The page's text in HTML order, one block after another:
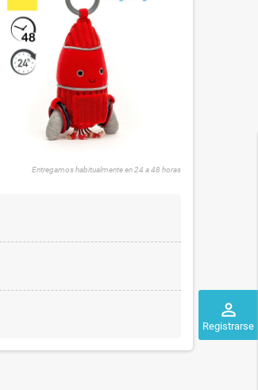
perm_identity
Registrarse
Entregamos habitualmente en 24 a 48 horas